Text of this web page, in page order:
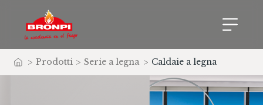
Home
> Prodotti > Serie a legna > Caldaie a legna